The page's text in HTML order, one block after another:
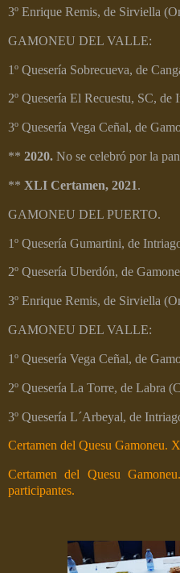
3º Enrique Remis, de Sirviella
GAMONEU DEL VALLE:
1º Quesería Sobrecueva, de
2º Quesería El Recuestu, SC, de
3º Quesería Vega Ceñal, de
** 2020. No se celebró por la
** XLI Certamen, 2021.
GAMONEU DEL PUERTO.
1º Quesería Gumartini, de
2º Quesería Uberdón, de
3º Enrique Remis, de Sirviella
GAMONEU DEL VALLE:
1º Quesería Vega Ceñal, de
2º Quesería La Torre, de Labra
3º Quesería L´Arbeyal, de
Certamen del Quesu Gamoneu.
Certamen del Quesu
participantes.